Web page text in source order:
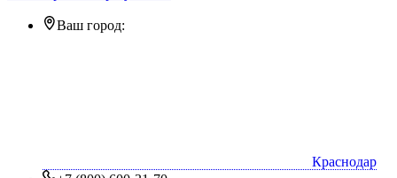
Ваш город:
Краснодар